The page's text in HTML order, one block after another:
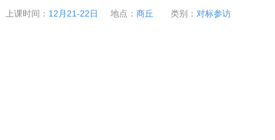
上课时间： 12月21-22日 地点： 商丘 类别： 对标参访